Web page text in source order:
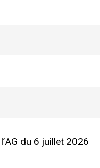
du 6 juillet 2026